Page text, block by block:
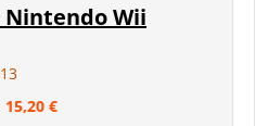
Wii
15,20 €